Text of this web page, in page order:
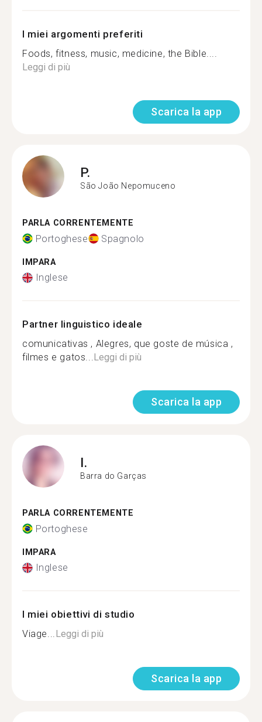
I miei argomenti preferiti
Foods, fitness, music, medicine, the Bible....
Leggi di più
Scarica la app
P.
São João Nepomuceno
PARLA CORRENTEMENTE
Portoghese Spagnolo
IMPARA
Inglese
Partner linguistico ideale
comunicativas , Alegres, que goste de música ,
filmes e gatos...Leggi di più
Scarica la app
I.
Barra do Garças
PARLA CORRENTEMENTE
Portoghese
IMPARA
Inglese
I miei obiettivi di studio
Viage...Leggi di più
Scarica la app